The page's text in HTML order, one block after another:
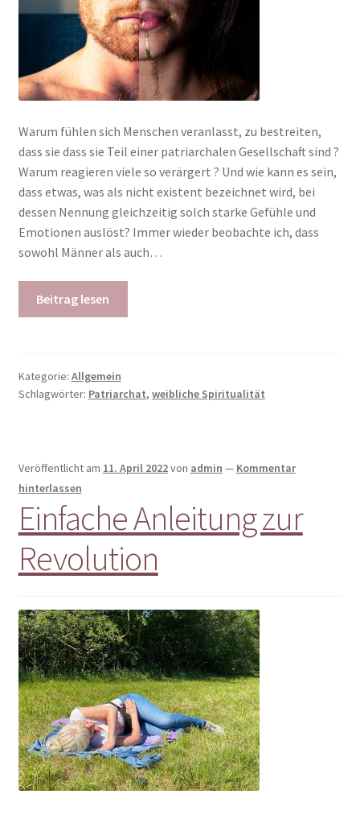
Warum fühlen sich Menschen veranlasst, zu bestreiten,
dass sie dass sie Teil einer patriarchalen Gesellschaft sind ?
Warum reagieren viele so verärgert ? Und wie kann es sein,
dass etwas, was als nicht existent bezeichnet wird, bei
dessen Nennung gleichzeitig solch starke Gefühle und
Emotionen auslöst? Immer wieder beobachte ich, dass
sowohl Männer als auch…
Beitrag lesen
Kategorie: Allgemein
Schlagwörter: Patriarchat, weibliche Spiritualität
Veröffentlicht am 11. April 2022von admin — Kommentar
hinterlassen
Einfache Anleitung zur
Revolution